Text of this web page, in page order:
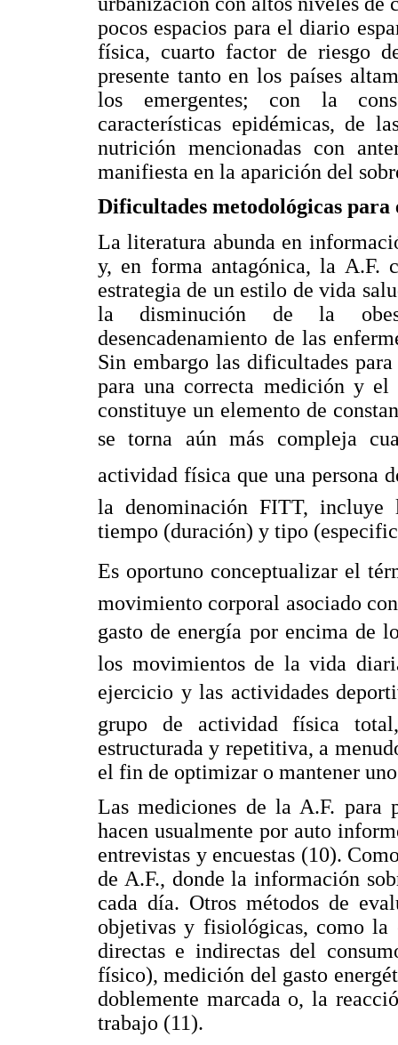
pocos espacios para el diario
física, cuarto factor de riesgo
presente tanto en los países
los emergentes; con la
características epidémicas, de
nutrición mencionadas con
manifiesta en la aparición del
Dificultades metodológicas
La literatura abunda en
y, en forma antagónica, la A.F.
estrategia de un estilo de vida
la disminución de la
desencadenamiento de las
Sin embargo las dificultades
para una correcta medición y
constituye un elemento de
se torna aún más compleja
actividad física que una persona
la denominación FITT, incluye
tiempo (duración) y tipo
Es oportuno conceptualizar el
movimiento corporal asociado
gasto de energía por encima de
los movimientos de la vida
ejercicio y las actividades
grupo de actividad física
estructurada y repetitiva, a
el fin de optimizar o mantener
Las mediciones de la A.F. para
hacen usualmente por auto
entrevistas y encuestas (10).
de A.F., donde la información
cada día. Otros métodos de
objetivas y fisiológicas, como la
directas e indirectas del
físico), medición del gasto
doblemente marcada o, la
trabajo (11).